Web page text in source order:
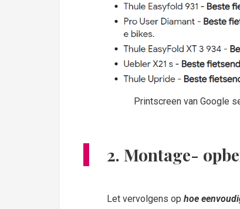
Printscreen van Google
2. Montage-
Let vervolgens op hoe